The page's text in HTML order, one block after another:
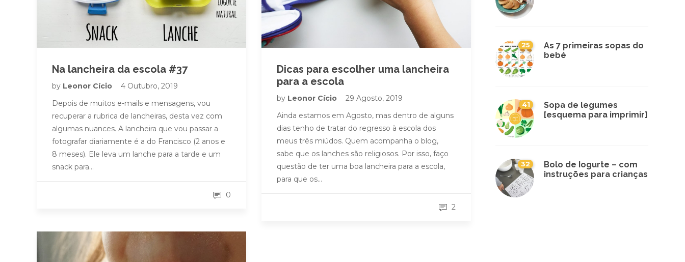
Na lancheira da escola #37
by Leonor Cício
4 Outubro, 2019
Depois de muitos e-mails e mensagens, vou
recuperar a rubrica de lancheiras, desta vez com
algumas nuances. A lancheira que vou passar a
fotografar diariamente é a do Francisco (2 anos e
8 meses). Ele leva um lanche para a tarde e um
snack para…
0
Dicas para escolher uma lancheira
para a escola
by Leonor Cício
29 Agosto, 2019
Ainda estamos em Agosto, mas dentro de alguns
dias tenho de tratar do regresso à escola dos
meus três miúdos. Quem acompanha o blog,
sabe que os lanches são religiosos. Por isso, faço
questão de ter uma boa lancheira para a escola,
para que os…
2
25
As 7 primeiras sopas do
bebé
41
Sopa de legumes
[esquema para imprimir]
32
Bolo de Iogurte – com
instruções para crianças